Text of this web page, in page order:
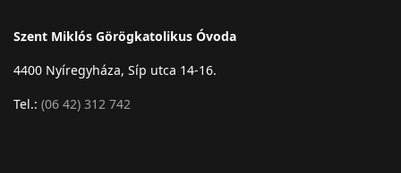
Szent Miklós Görögkatolikus Óvoda
4400 Nyíregyháza, Síp utca 14-16.
Tel.: (06 42) 312 742